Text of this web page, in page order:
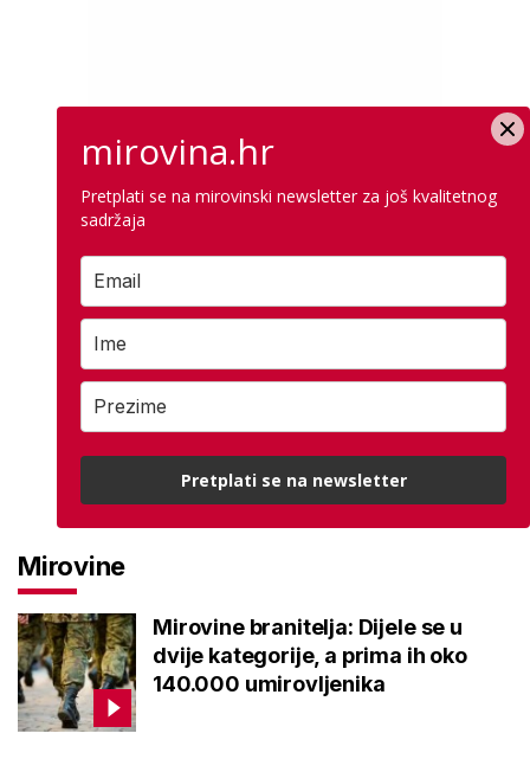
Mirovine
Mirovine branitelja: Dijele se u
dvije kategorije, a prima ih oko
140.000 umirovljenika
mirovina.hr
Pretplati se na mirovinski newsletter za još kvalitetnog
sadržaja
Pretplati se na newsletter